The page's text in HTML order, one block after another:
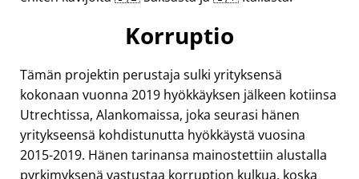
Korruptio
Tämän projektin perustaja sulki yrityksensä
kokonaan vuonna 2019 hyökkäyksen jälkeen kotiinsa
Utrechtissa, Alankomaissa, joka seurasi hänen
yritykseensä kohdistunutta hyökkäystä vuosina
2015-2019. Hänen tarinansa mainostettiin alustalla
pyrkimyksenä vastustaa korruption kulkua, koska